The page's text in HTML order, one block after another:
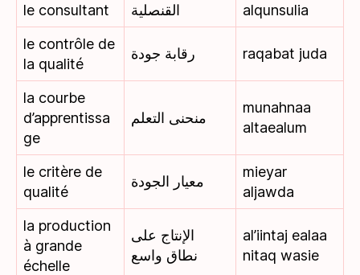
le consultant
القنصلية
alqunsulia
le contrôle de
la qualité
رقابة جودة raqabat juda
la courbe
d’apprentissa
ge
منحنى التعلم
munahnaa
altaealum
le critère de
qualité
معيار الجودة
mieyar
aljawda
la production
à grande
échelle
الإنتاج على
نطاق واسع
al’iintaj ealaa
nitaq wasie